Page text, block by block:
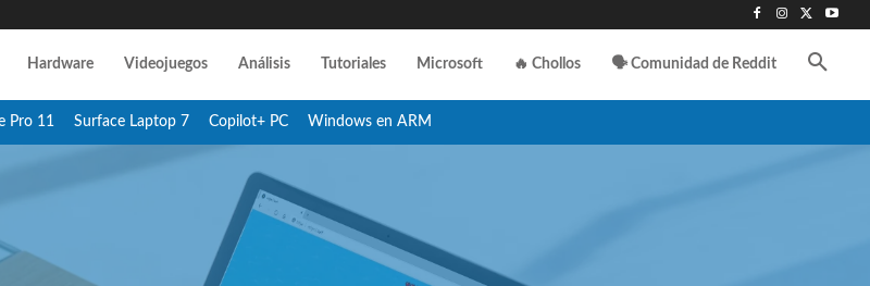
Hardware Videojuegos Análisis Tutoriales Microsoft 🔥 Chollos 🗣️ Comunidad de Reddit
Pro 11 Surface Laptop 7 Copilot+ PC Windows en ARM